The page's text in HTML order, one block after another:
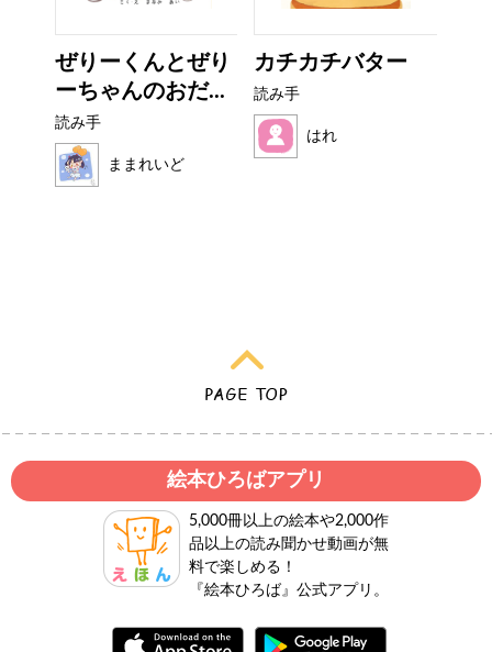
ぜりーくんとぜり
ーちゃんのおだ...
読み手
ままれいど
カチカチバター
読み手
はれ
絵本ひろばアプリ
5,000冊以上の絵本や2,000作
品以上の読み聞かせ動画が無
料で楽しめる！
『絵本ひろば』公式アプリ。